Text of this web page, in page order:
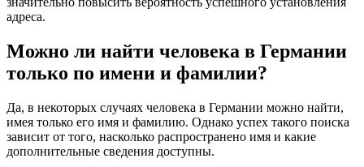
адреса.
Можно ли найти человека в Германии
только по имени и фамилии?
Да, в некоторых случаях человека в Германии можно найти,
имея только его имя и фамилию. Однако успех такого поиска
зависит от того, насколько распространено имя и какие
дополнительные сведения доступны.